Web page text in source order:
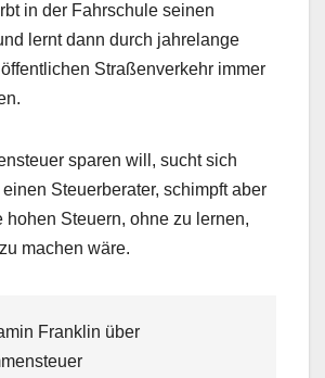
in der Fahrschule seinen
lernt dann durch jahrelange
Straßenverkehr immer
sparen will, sucht sich
Steuerberater, schimpft aber
hohen Steuern, ohne zu lernen,
machen wäre.